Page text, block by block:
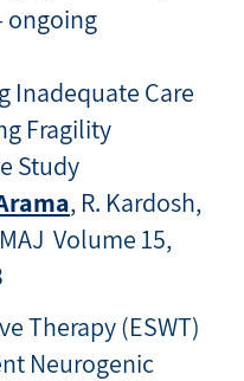
ongoing
Inadequate Care
Fragility
Study
, R. Kardosh,
Volume 15,
Therapy (ESWT)
Neurogenic